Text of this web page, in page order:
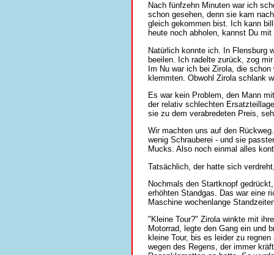
Nach fünfzehn Minuten war ich
schon gesehen, denn sie kam
gleich gekommen bist. Ich kann
heute noch abholen, kannst Du
Natürlich konnte ich. In Flensburg
beeilen. Ich radelte zurück, zog
Im Nu war ich bei Zirola, die
klemmten. Obwohl Zirola schlank
Es war kein Problem, den Mann
der relativ schlechten
sie zu dem verabredeten Preis,
Wir machten uns auf den
wenig Schrauberei - und sie
Mucks. Also noch einmal alles
Tatsächlich, der hatte sich
Nochmals den Startknopf
erhöhten Standgas. Das war eine
Maschine wochenlange
"Kleine Tour?" Zirola winkte mit
Motorrad, legte den Gang ein und
kleine Tour, bis es leider zu
wegen des Regens, der immer